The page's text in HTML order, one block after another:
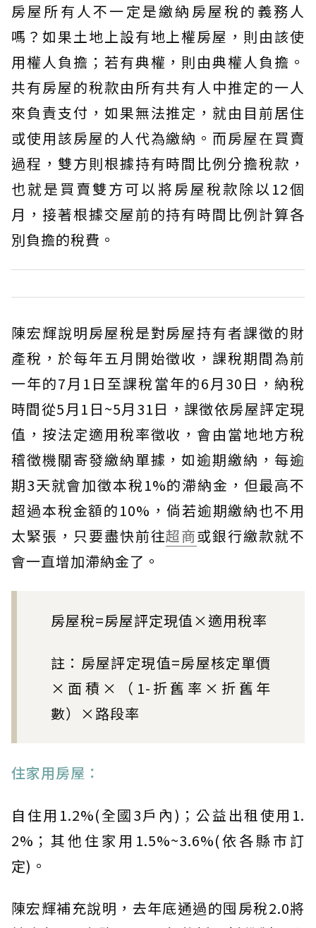
房屋所有人不一定是繳納房屋稅的義務人
嗎？如果土地上設有地上權房屋，則由該使
用權人負擔；若有典權，則由典權人負擔。
共有房屋的稅款由所有共有人中推定的一人
來負責支付，如果無法推定，就由目前居住
或使用該房屋的人代為繳納。而房屋在買賣
過程，雙方則根據持有時間比例分擔稅款，
也就是買賣雙方可以將房屋稅款除以12個
月，接著根據交屋前的持有時間比例計算各
別負擔的稅費。
陳宏輝說明房屋稅是對房屋持有者課徵的財
產稅，於每年五月開始徵收，課稅期間為前
一年的7月1日至課稅當年的6月30日，納稅
時間從5月1日~5月31日，課徵依房屋評定現
值，按法定適用稅率徵收，會由當地地方稅
稽徵機關寄發繳納單據，如逾期繳納，每逾
期3天就會加徵本稅1%的滯納金，但最高不
超過本稅金額的10%，倘若逾期繳納也不用
太緊張，只要盡快前往超商或銀行繳款就不
會一直增加滯納金了。
房屋稅=房屋評定現值×適用稅率
註：房屋評定現值=房屋核定單價
×面積×（1-折舊率×折舊年
數）×路段率
住家用房屋：
自住用1.2%(全國3戶內)；公益出租使用1.
2%；其他住家用1.5%~3.6%(依各縣市訂
定)。
陳宏輝補充說明，去年底通過的囤房稅2.0將